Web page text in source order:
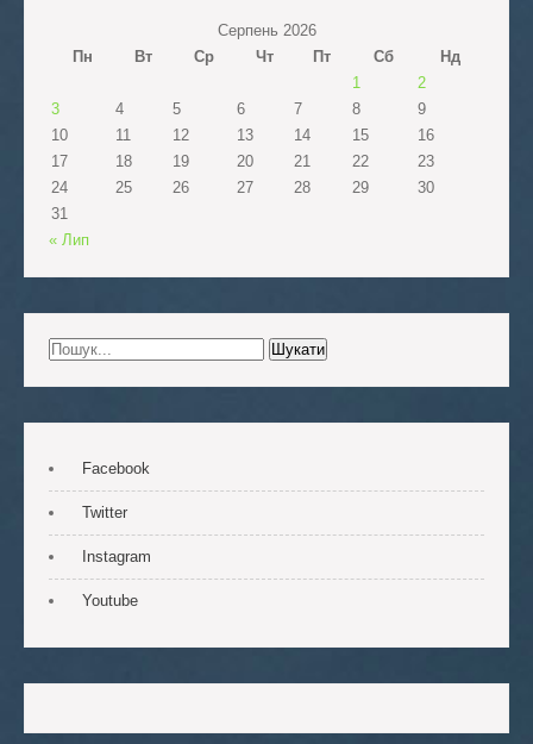
Серпень 2026
Пн
Вт Ср Чт Пт Сб
Нд
1
2
3
4 5 6 7 8
9
10
11 12 13 14 15
16
17
18 19 20 21 22
23
24
25 26 27 28 29
30
31
« Лип
Facebook
Twitter
Instagram
Youtube